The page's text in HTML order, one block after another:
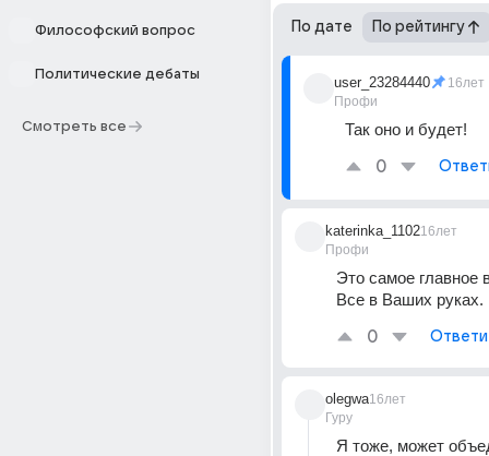
Философский вопрос
Политические дебаты
Смотреть все
По дате По рейтингу
user_23284440
Профи
16лет
Так оно и будет!
0
katerinka_1102
Профи
16лет
Это самое главное
Все в Ваших руках.
0
olegwa
Гуру
16лет
Я тоже, может